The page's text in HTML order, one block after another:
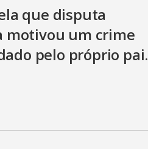
que disputa
motivou um crime
pelo próprio pai.